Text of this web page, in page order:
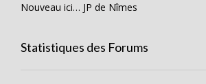
Nouveau ici… JP de Nîmes
Statistiques des Forums